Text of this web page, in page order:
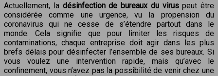
Actuellement, la désinfection de bureaux du viruspeut être
considérée comme une urgence, vu la propension du
coronavirus qui ne cesse de s’étendre partout dans le
monde. Cela signifie que pour limiter les risques de
contaminations, chaque entreprise doit agir dans les plus
brefs délais pour désinfecter l’ensemble de ses bureaux. Si
vous voulez une intervention rapide, mais qu’avec le
confinement, vous n’avez pas la possibilité de venir chez une